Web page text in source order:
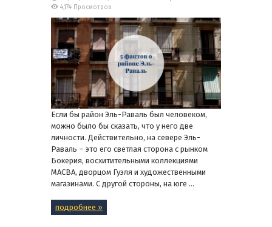
4,174 Просмотров
Если бы район Эль-Раваль был человеком,
можно было бы сказать, что у него две
личности. Действительно, на севере Эль-
Раваль – это его светлая сторона с рынком
Бокерия, восхитительными коллекциями
MACBA, дворцом Гуэля и художественными
магазинами. С другой стороны, на юге ...
подробнее »